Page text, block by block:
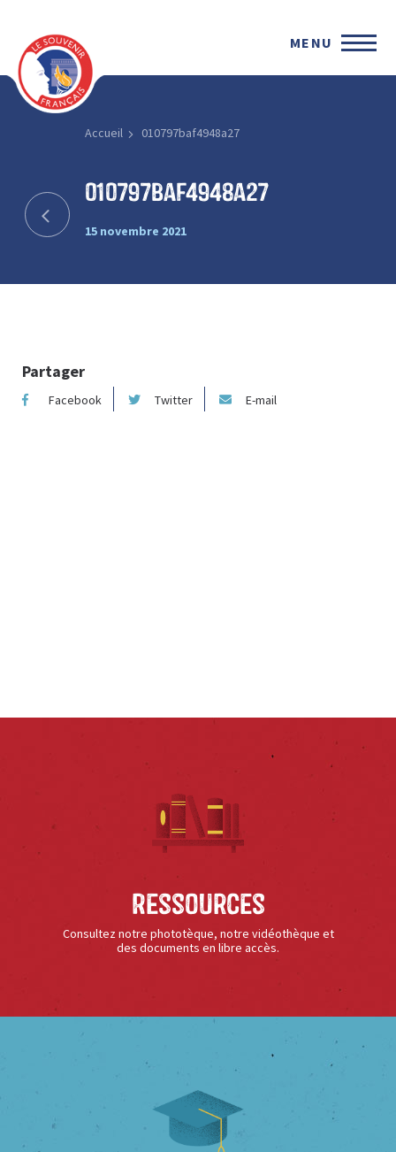
MENU
Accueil 010797baf4948a27
010797baf4948a27
15 novembre 2021
Partager
Facebook Twitter E-mail
Ressources
Consultez notre phototèque, notre vidéothèque et
des documents en libre accès.